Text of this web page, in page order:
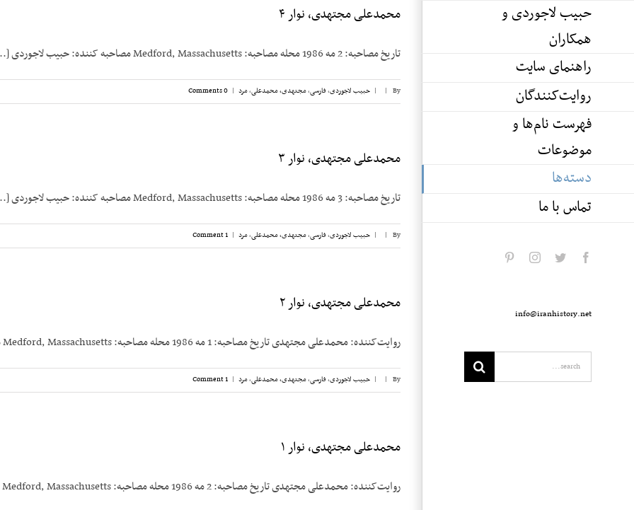
حبیب لاجوردی و
همکاران
راهنمای سایت
روایت‌کنندگان
فهرست نام‌ها و
موضوعات
دسته‌ها
تماس با ما
facebook
twitter
instagram
info@iranhistory.net
محمدعلی مجتهدی، نوار ۴
تاریخ مصاحبه: 2 مه 1986 محله مصاحبه: Medford, Massachusetts مصاحبه کننده: حبیب لاجوردی [...]
By
|
| حبیب لاجوردی,فارسی,مجتهدی، محمدعلی,مرد |
0 Comments
محمدعلی مجتهدی، نوار ۳
تاریخ مصاحبه: 3 مه 1986 محله مصاحبه: Medford, Massachusetts مصاحبه کننده: حبیب لاجوردی [...]
By
|
| حبیب لاجوردی,فارسی,مجتهدی، محمدعلی,مرد |
1 Comment
محمدعلی مجتهدی، نوار ۲
روایت‌کننده: محمدعلی مجتهدی تاریخ مصاحبه: 1 مه 1986 محله مصاحبه: Medford, Massachusetts مصاحبه‌کننده: [...]
By
|
| حبیب لاجوردی,فارسی,مجتهدی، محمدعلی,مرد |
1 Comment
محمدعلی مجتهدی، نوار ۱
روایت‌کننده: محمدعلی مجتهدی تاریخ مصاحبه: 2 مه 1986 محله مصاحبه: Medford, Massachusetts مصاحبه‌کننده: [...]